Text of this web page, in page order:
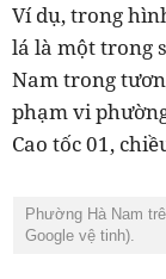
Ví dụ, trong
lá là một trong
Nam trong
phạm vi
Cao tốc 01,
Phường Hà Nam
Google vệ tinh).